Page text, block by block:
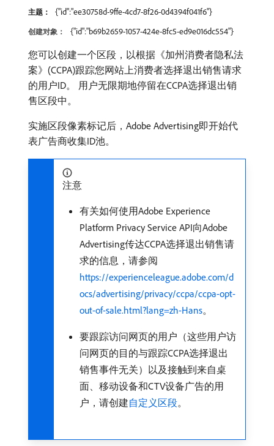
主题： {"id":"ee30758d-9ffe-4cd7-8f26-0d4394f041f6"}
创建对象： {"id":"b69b2659-1057-424e-8fc5-ed9e016dc554"}
您可以创建一个区段，以根据《加州消费者隐私法
案》(CCPA)跟踪您网站上消费者选择退出销售请求
的用户ID。 用户无限期地停留在CCPA选择退出销
售区段中。
实施区段像素标记后，Adobe Advertising即开始代
表广告商收集ID池。
注意
有关如何使用Adobe Experience
Platform Privacy Service API向Adobe
Advertising传达CCPA选择退出销售请
求的信息，请参阅
https://experienceleague.adobe.com/d
ocs/advertising/privacy/ccpa/ccpa-opt-
out-of-sale.html?lang=zh-Hans。
要跟踪访问网页的用户（这些用户访
问网页的目的与跟踪CCPA选择退出
销售事件无关）以及接触到来自桌
面、移动设备和CTV设备广告的用
户，请创建自定义区段。